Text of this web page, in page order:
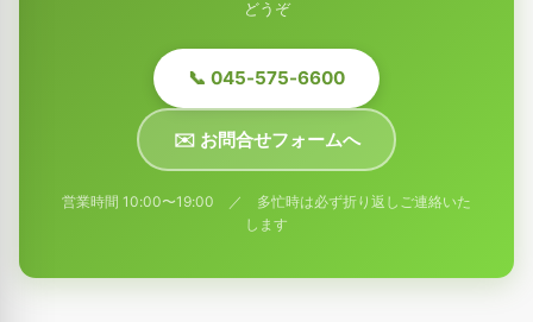
どうぞ
📞 045-575-6600
✉️ お問合せフォームへ
営業時間 10:00〜19:00 ／ 多忙時は必ず折り返しご連絡いた
します